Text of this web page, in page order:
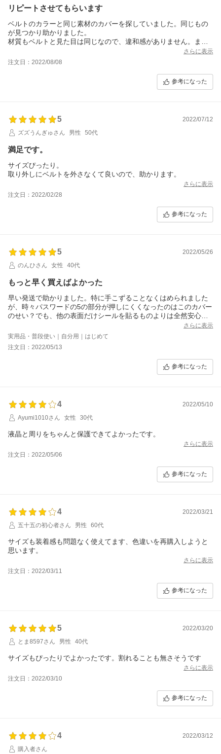
リピートさせてもらいます
ベルトのカラーと同じ素材のカバーを探していました。同じもの
が見つかり助かりました。
材質もベルトと見た目は同じなので、違和感がありません。また
さらに表示
注文日：2022/08/08
参考になった
5
2022/07/12
ズズうんぎゅさん
男性 50代
満足です。
サイズぴったり。
取り外しにベルトを外さなくて良いので、助かります。
さらに表示
注文日：2022/02/28
参考になった
5
2022/05/26
のんひさん
女性 40代
もっと早く買えばよかった
早い発送で助かりました。特に手こずることなくはめられました
が、時々パスワードの5の部分が押しにくくなったのはこのカバー
のせい？でも、他の表面だけシールを貼るものよりは全然安心感
バンドを買い替えたらまた色違いを購入しようと思います。
さらに表示
実用品・普段使い｜自分用｜はじめて
注文日：2022/05/13
参考になった
4
2022/05/10
Ayumi1010さん
女性 30代
液晶と周りをちゃんと保護できてよかったです。
さらに表示
注文日：2022/05/06
参考になった
4
2022/03/21
五十五の初心者さん
男性 60代
サイズも装着感も問題なく使えてます、色違いを再購入しようと
思います。
さらに表示
注文日：2022/03/11
参考になった
5
2022/03/20
とま8597さん
男性 40代
サイズもぴったりでよかったです。割れることも無さそうです
さらに表示
注文日：2022/03/10
参考になった
4
2022/03/12
購入者さん